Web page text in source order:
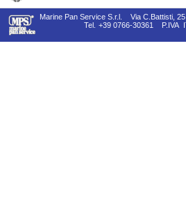
Marine Pan Service S.r.l. Via C.Battisti, 25
Tel.
+39 0766-30361 P.IVA